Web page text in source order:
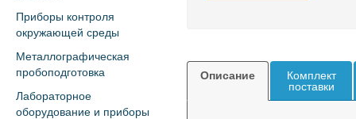
Приборы контроля
окружающей среды
Металлографическая
пробоподготовка
Лабораторное
оборудование и приборы
Описание
Комплект
поставки